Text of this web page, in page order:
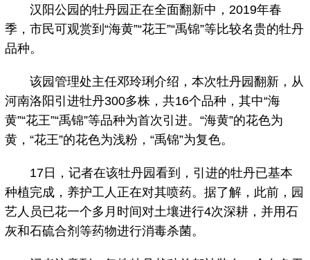
汉阳公园的牡丹园正在全面翻新中，2019年春
季，市民可观赏到“海黄”“花王”“禹锦”等比较名贵的牡丹
品种。
该园管理处主任邓玲琍介绍，本次牡丹园翻新，从
河南洛阳引进牡丹300多株，共16个品种，其中“海
黄”“花王”“禹锦”等品种为首次引进。“海黄”的花色为
黄，“花王”的花色为浅粉，“禹锦”为复色。
17日，记者在该牡丹园看到，引进的牡丹已基本
种植完成，养护工人正在对其喷药。据了解，此前，园
艺人员已花一个多月时间对土壤进行4次深耕，并用石
灰和石硫合剂等药物进行消毒杀菌。